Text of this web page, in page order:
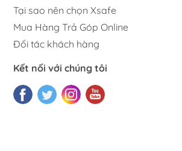
Tại sao nên chọn Xsafe
Mua Hàng Trả Góp Online
Đối tác khách hàng
Kết nối với chúng tôi